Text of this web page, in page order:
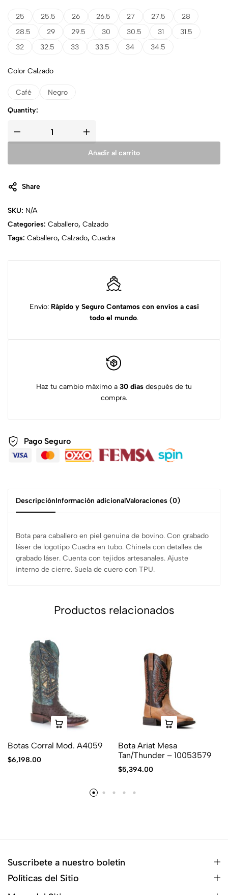
25 25.5 26 26.5 27 27.5
28
28.5
29 29.5 30 30.5 31
31.5
32
32.5 33 33.5 34 34.5
Color Calzado
Café Negro
Quantity:
Añadir al carrito
Share
SKU: N/A
Categories: Caballero, Calzado
Tags: Caballero, Calzado, Cuadra
Envío: Rápido y Seguro Contamos con envíos a casi
todo el mundo.
Haz tu cambio máximo a 30 días después de tu
compra.
Pago Seguro
DescripciónInformación adicionalValoraciones (0)
Bota para caballero en piel genuina de bovino. Con grabado
láser de logotipo Cuadra en tubo. Chinela con detalles de
grabado láser. Cuenta con tejidos artesanales. Ajuste
interno de cierre. Suela de cuero con TPU.
Productos relacionados
Botas Corral Mod. A4059
$6,198.00
Bota Ariat Mesa
Tan/Thunder – 10053579
$5,394.00
Suscribete a nuestro boletín
Políticas del Sitio